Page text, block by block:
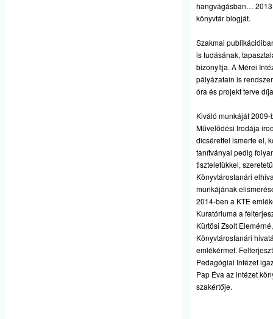
hangvágásban…
könyvtár blogját.
Szakmai
is tudásának,
bizonyítja. A Mérei
pályázatain is
óra és projekt terve
Kiváló munkáját 2009-
Művelődési Irodája
dicsérettel ismerte el,
tanítványai pedig
tiszteletükkel,
Könyvtárostanári
munkájának
2014-ben a KTE
Kuratóriuma a
Kürtösi Zsolt
Könyvtárostanári
emlékérmet.
Pedagógiai Intézet
Pap Éva az intézet
szakértője.